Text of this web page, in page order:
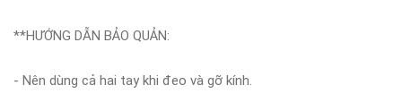
**HƯỚNG DẪN BẢO QUẢN:
- Nên dùng cả hai tay khi đeo và gỡ kính.